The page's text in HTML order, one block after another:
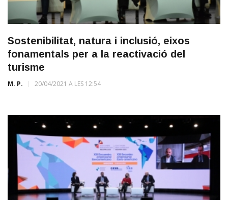
Sostenibilitat, natura i inclusió, eixos
fonamentals per a la reactivació del
turisme
M. P. 20/04/2021 A LES 12:54